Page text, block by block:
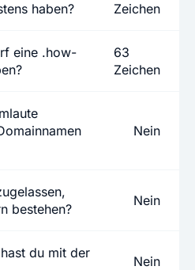
haben?
Zeichen
eine .how-
63
Zeichen
Nein
bestehen?
Nein
du mit der
Nein